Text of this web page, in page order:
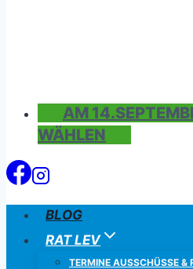
AM
WÄHLEN
BLOG
RAT LEV
TERMINE AUSSCHÜSSE &